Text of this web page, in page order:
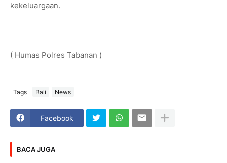
kekeluargaan.
( Humas Polres Tabanan )
Tags Bali News
Facebook
BACA JUGA